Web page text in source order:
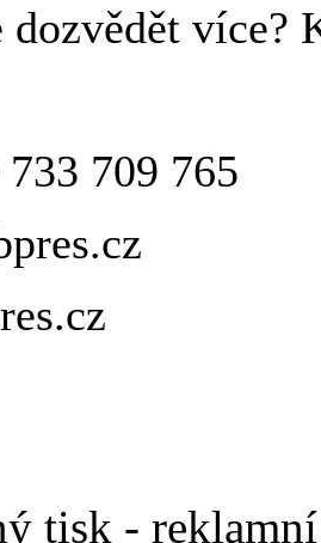
dozvědět více?
709 765
tisk -